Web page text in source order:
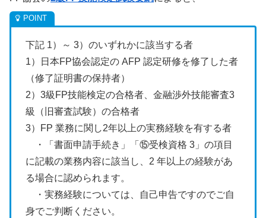
下記 1）～ 3）のいずれかに該当する者
1）日本FP協会認定の AFP 認定研修を修了した者
（修了証明書の保持者）
2）3級FP技能検定の合格者、金融渉外技能審査3
級（旧審査試験）の合格者
3）FP 業務に関し2年以上の実務経験を有する者
・「書面申請手続き」「⑮受検資格 3」の項目
に記載の業務内容に該当し、2 年以上の経験があ
る場合に認められます。
・実務経験については、自己申告ですのでご自
身でご判断ください。